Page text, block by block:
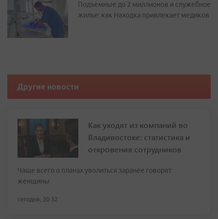
Подъемные до 2 миллионов и служебное
жилье: как Находка привлекает медиков
Другие новости
Как уходят из компаний во
Владивостоке: статистика и
откровения сотрудников
Чаще всего о планах уволиться заранее говорят
женщины
сегодня, 20:32